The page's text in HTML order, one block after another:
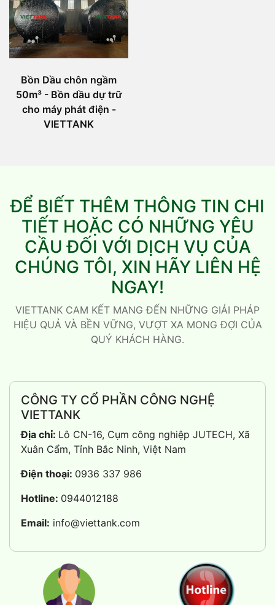
Bồn Dầu chôn ngầm
50m³ - Bồn dầu dự trữ
cho máy phát điện -
VIETTANK
ĐỂ BIẾT THÊM THÔNG TIN CHI
TIẾT HOẶC CÓ NHỮNG YÊU
CẦU ĐỐI VỚI DỊCH VỤ CỦA
CHÚNG TÔI, XIN HÃY LIÊN HỆ
NGAY!
VIETTANK CAM KẾT MANG ĐẾN NHỮNG GIẢI PHÁP
HIỆU QUẢ VÀ BỀN VỮNG, VƯỢT XA MONG ĐỢI CỦA
QUÝ KHÁCH HÀNG.
CÔNG TY CỔ PHẦN CÔNG NGHỆ
VIETTANK
Địa chỉ: Lô CN-16, Cụm công nghiệp JUTECH, Xã
Xuân Cẩm, Tỉnh Bắc Ninh, Việt Nam
Điện thoại: 0936 337 986
Hotline: 0944012188
Email: info@viettank.com